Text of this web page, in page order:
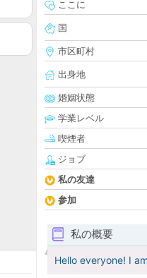
ここに
国
市区町村
出身地
婚姻状態
学業レベル
喫煙者
ジョブ
私の友達
参加
私の概要
Hello everyone! I